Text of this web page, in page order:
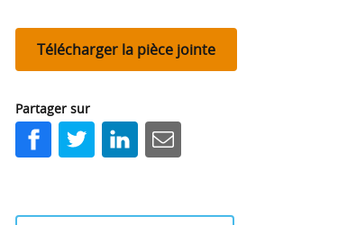
Télécharger la pièce jointe
Partager sur
FacebookTwitterLinkedInE-mail